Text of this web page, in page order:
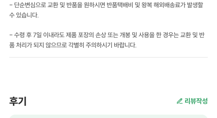
- 단순변심으로 교환 및 반품을 원하시면 반품택배비 및 왕복 해외배송료가 발생할
수 있습니다.
- 수령 후 7일 이내라도 제품 포장의 손상 또는 개봉 및 사용을 한 경우는 교환 및 반
품 처리가 되지 않으므로 각별히 주의하시기 바랍니다.
후기 리뷰작성